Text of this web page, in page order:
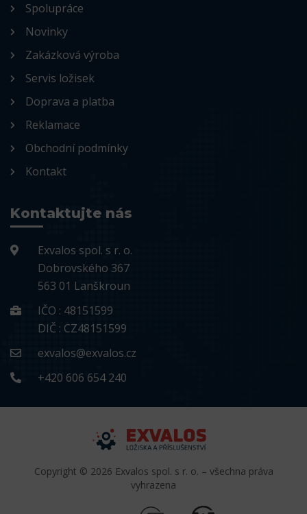
Spolupráce
Novinky
Zakázková výroba
Servis ložisek
Doprava a platba
Reklamace
Obchodní podmínky
Kontakt
Kontaktujte nás
Exvalos spol. s r. o.
Dobrovského 367
563 01 Lanškroun
IČO : 48151599
DIČ : CZ48151599
exvalos@exvalos.cz
+420 606 654 240
Copyright © 2026 Exvalos spol. s r. o. – všechna práva
vyhrazena